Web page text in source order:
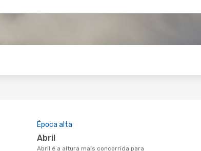
Época alta
abril
abril é a altura mais concorrida para